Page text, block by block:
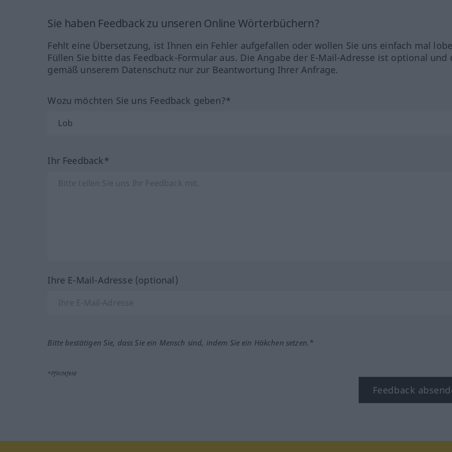
Sie haben Feedback zu unseren Online Wörterbüchern?
Fehlt eine Übersetzung, ist Ihnen ein Fehler aufgefallen oder wollen Sie uns einfach mal
Füllen Sie bitte das Feedback-Formular aus. Die Angabe der E-Mail-Adresse ist optional und
gemäß unserem Datenschutz nur zur Beantwortung Ihrer Anfrage.
Wozu möchten Sie uns Feedback geben?*
Ihr Feedback*
Ihre E-Mail-Adresse (optional)
Bitte bestätigen Sie, dass Sie ein Mensch sind, indem Sie ein Häkchen setzen.*
*Pflichtfeld
Feedback